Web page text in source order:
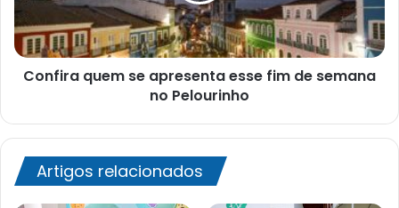
de
semana
no
Pelourinho
Confira quem se apresenta esse fim de semana
no Pelourinho
Artigos relacionados